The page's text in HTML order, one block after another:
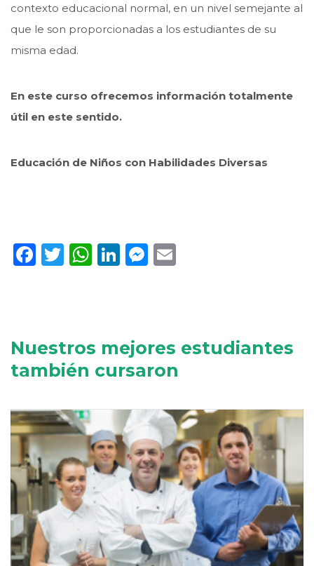
contexto educacional normal, en un nivel semejante al
que le son proporcionadas a los estudiantes de su
misma edad.
En este curso ofrecemos información totalmente
útil en este sentido.
Educación de Niños con Habilidades Diversas
Facebook
Twitter
WhatsApp
LinkedIn
Messenger
Nuestros mejores estudiantes
también cursaron